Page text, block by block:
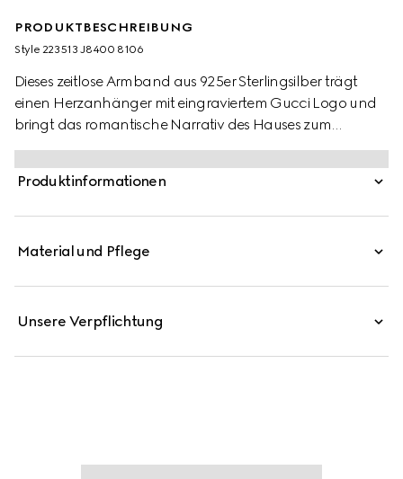
PRODUKTBESCHREIBUNG
Style ‎223513 J8400 8106
Dieses zeitlose Armband aus 925er Sterlingsilber trägt
einen Herzanhänger mit eingraviertem Gucci Logo und
bringt das romantische Narrativ des Hauses zum
Ausdruck.
Produktinformationen
Material und Pflege
Unsere Verpflichtung